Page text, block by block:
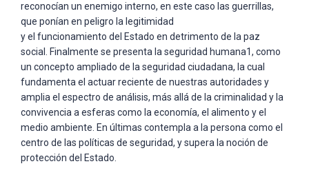
reconocían un enemigo interno, en este caso las guerrillas,
que ponían en peligro la legitimidad
y el funcionamiento del Estado en detrimento de la paz
social. Finalmente se presenta la seguridad humana1, como
un concepto ampliado de la seguridad ciudadana, la cual
fundamenta el actuar reciente de nuestras autoridades y
amplia el espectro de análisis, más allá de la criminalidad y la
convivencia a esferas como la economía, el alimento y el
medio ambiente. En últimas contempla a la persona como el
centro de las políticas de seguridad, y supera la noción de
protección del Estado.